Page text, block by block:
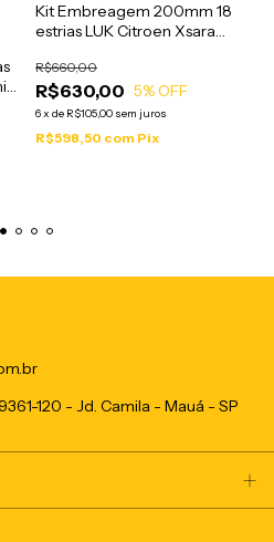
Kit Embreagem 200mm 18
estrias LUK Citroen Xsara
Rolamento (com aba) -
620308400
R$630,00
R$660,00
5% OFF
6x de R$105,00 sem juros
R$598,50 com Pix
120 - Jd. Camila - Mauá - SP